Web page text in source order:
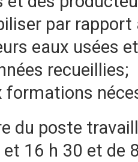
par rapport
eaux usées
recueillies;
formations
du poste
16 h 30 et de